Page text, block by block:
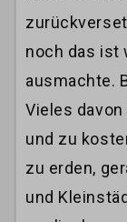
noch das ist
ausmachte.
Vieles
und zu
zu erden,
und